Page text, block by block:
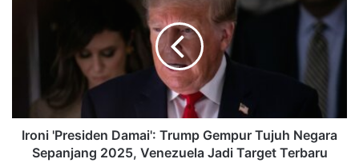
Ironi 'Presiden Damai': Trump Gempur Tujuh Negara
Sepanjang 2025, Venezuela Jadi Target Terbaru